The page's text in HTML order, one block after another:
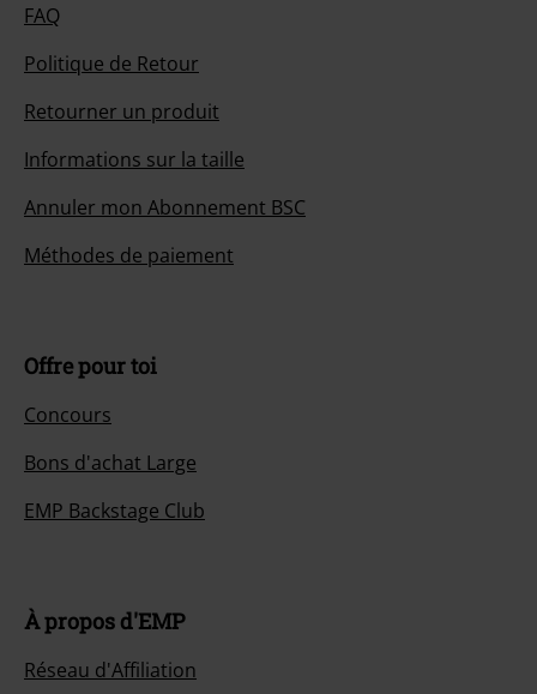
FAQ
Politique de Retour
Retourner un produit
Informations sur la taille
Annuler mon Abonnement BSC
Méthodes de paiement
Offre pour toi
Concours
Bons d'achat Large
EMP Backstage Club
À propos d'EMP
Réseau d'Affiliation